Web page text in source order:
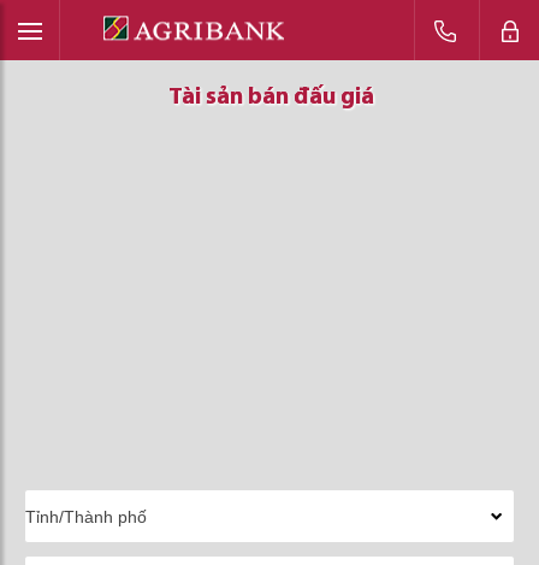
Tài sản bán đấu giá
Tài sản bán đấu giá
Tài sản bán đấu giá